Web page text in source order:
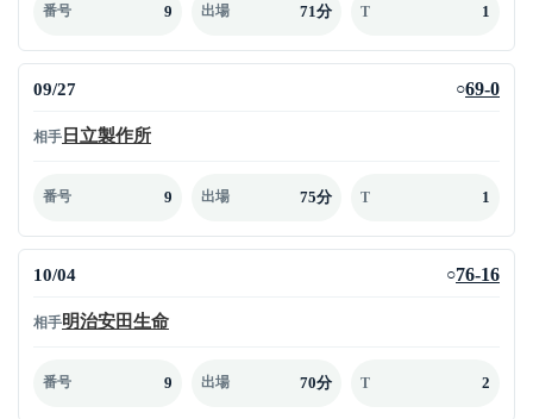
番号 9 出場 71分 T 1
09/27 ○69-0
相手 日立製作所
番号 9 出場 75分 T 1
10/04 ○76-16
相手明治安田生命
番号 9 出場 70分 T 2